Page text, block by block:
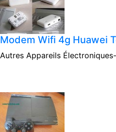
Modem Wifi 4g Huawei
Autres Appareils Électroniques-